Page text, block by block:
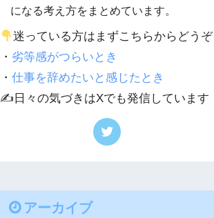
になる考え方をまとめています。
迷っている方はまずこちらからどうぞ
・ 劣等感がつらいとき
・ 仕事を辞めたいと感じたとき
✍️日々の気づきはXでも発信しています
アーカイブ